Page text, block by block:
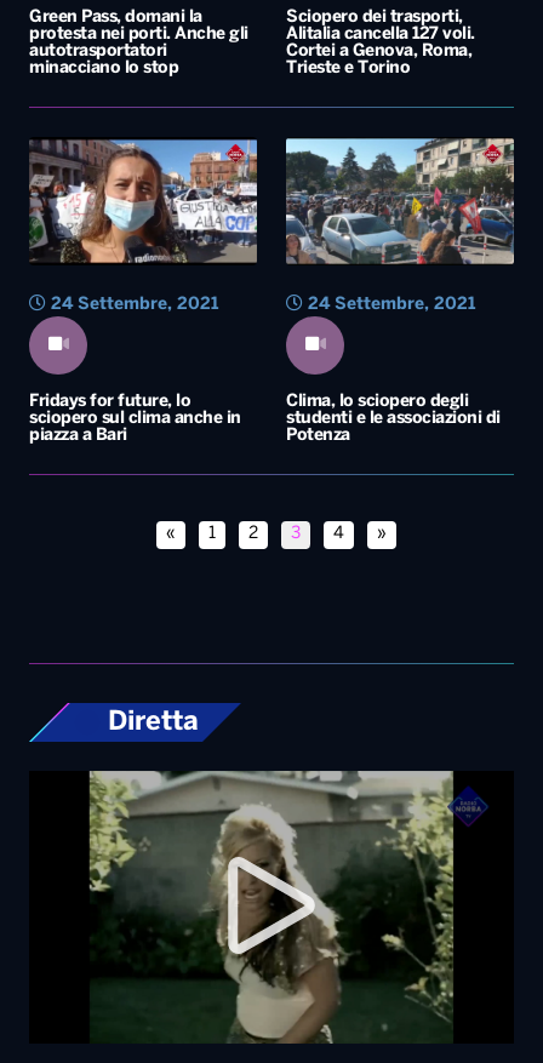
Green Pass, domani la
protesta nei porti. Anche gli
autotrasportatori
minacciano lo stop
Sciopero dei trasporti,
Alitalia cancella 127 voli.
Cortei a Genova, Roma,
Trieste e Torino
Fridays for future, lo
sciopero sul clima anche in
piazza a Bari
24 Settembre, 2021
Clima, lo sciopero degli
studenti e le associazioni di
Potenza
24 Settembre, 2021
« 1 2 3 4 »
Diretta